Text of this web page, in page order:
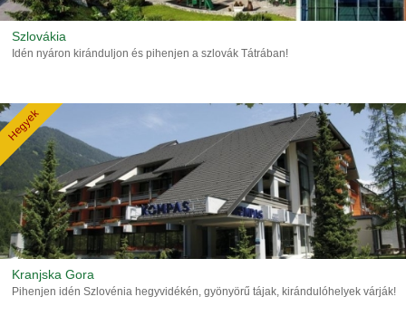
Szlovákia
Idén nyáron kiránduljon és pihenjen a szlovák Tátrában!
Hegyek
Kranjska Gora
Pihenjen idén Szlovénia hegyvidékén, gyönyörű tájak, kirándulóhelyek várják!